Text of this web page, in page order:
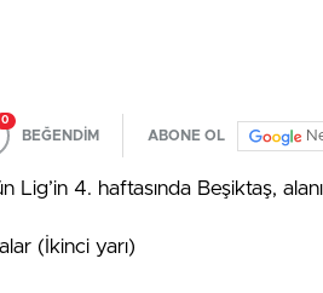
0
BEĞENDİM ABONE OL
Lig’in 4. haftasında Beşiktaş,
(İkinci yarı)